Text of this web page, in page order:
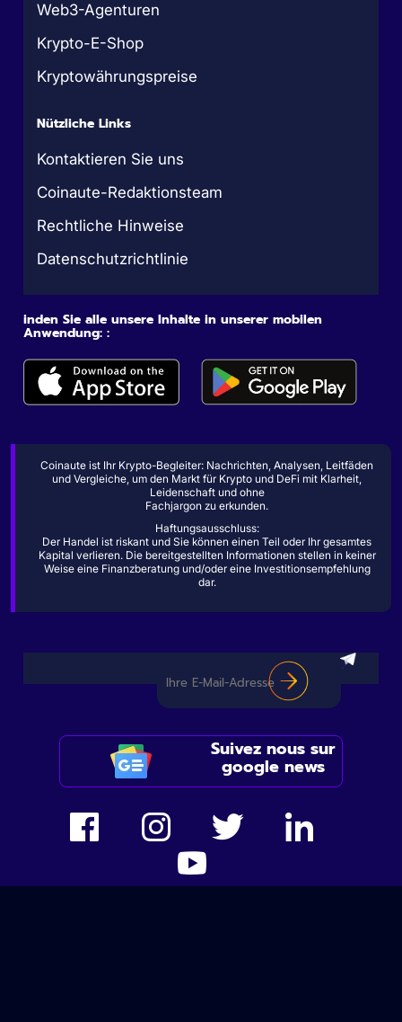
Web3-Agenturen
Krypto-E-Shop
Kryptowährungspreise
Nützliche Links
Kontaktieren Sie uns
Coinaute-Redaktionsteam
Rechtliche Hinweise
Datenschutzrichtlinie
inden Sie alle unsere Inhalte in unserer mobilen
Anwendung: :
Coinaute ist Ihr Krypto-Begleiter: Nachrichten, Analysen, Leitfäden
und Vergleiche, um den Markt für Krypto und DeFi mit Klarheit,
Leidenschaft und ohne
Fachjargon zu erkunden.
Haftungsausschluss:
Der Handel ist riskant und Sie können einen Teil oder Ihr gesamtes
Kapital verlieren. Die bereitgestellten Informationen stellen in keiner
Weise eine Finanzberatung und/oder eine Investitionsempfehlung
dar.
Suivez nous sur
google news